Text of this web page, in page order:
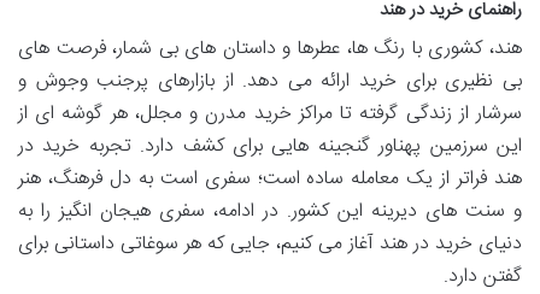
راهنمای خرید در هند
هند، کشوری با رنگ ها، عطرها و داستان های بی شمار، فرصت های
بی نظیری برای خرید ارائه می دهد. از بازارهای پرجنب وجوش و
سرشار از زندگی گرفته تا مراکز خرید مدرن و مجلل، هر گوشه ای از
این سرزمین پهناور گنجینه هایی برای کشف دارد. تجربه خرید در
هند فراتر از یک معامله ساده است؛ سفری است به دل فرهنگ، هنر
و سنت های دیرینه این کشور. در ادامه، سفری هیجان انگیز را به
دنیای خرید در هند آغاز می کنیم، جایی که هر سوغاتی داستانی برای
گفتن دارد.